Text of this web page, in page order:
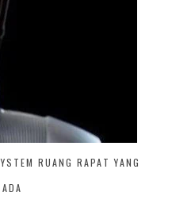
RUANG RAPAT YANG